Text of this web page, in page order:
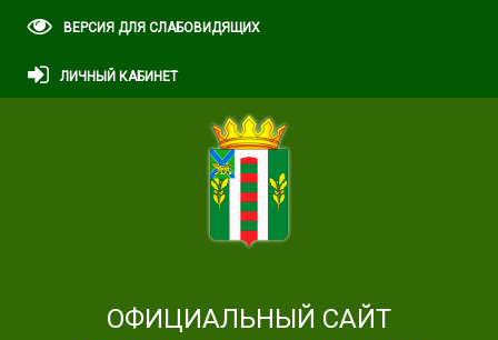
ВЕРСИЯ ДЛЯ СЛАБОВИДЯЩИХ
ЛИЧНЫЙ КАБИНЕТ
ОФИЦИАЛЬНЫЙ САЙТ